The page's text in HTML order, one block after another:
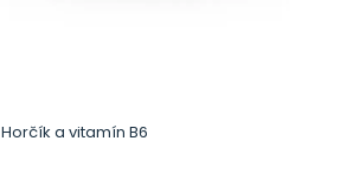
Horčík a vitamín B6